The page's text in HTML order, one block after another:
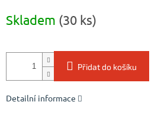
cena:
Skladem (30 ks)
Přidat do košíku
Detailní informace